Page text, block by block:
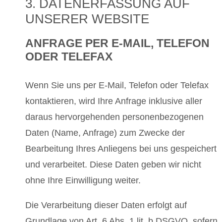
3. DATENERFASSUNG AUF
UNSERER WEBSITE
ANFRAGE PER E-MAIL, TELEFON
ODER TELEFAX
Wenn Sie uns per E-Mail, Telefon oder Telefax
kontaktieren, wird Ihre Anfrage inklusive aller
daraus hervorgehenden personenbezogenen
Daten (Name, Anfrage) zum Zwecke der
Bearbeitung Ihres Anliegens bei uns gespeichert
und verarbeitet. Diese Daten geben wir nicht
ohne Ihre Einwilligung weiter.
Die Verarbeitung dieser Daten erfolgt auf